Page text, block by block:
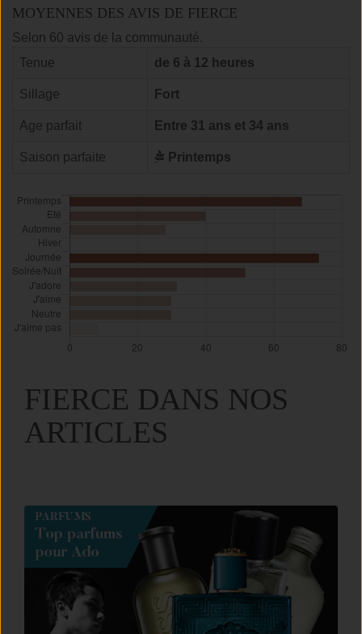
MOYENNES DES AVIS DE FIERCE
Selon 60 avis de la communauté.
Tenue
de 6 à 12 heures
Sillage Fort
Age parfait Entre 31 ans et 34 ans
Saison parfaite Printemps
FIERCE DANS NOS
ARTICLES